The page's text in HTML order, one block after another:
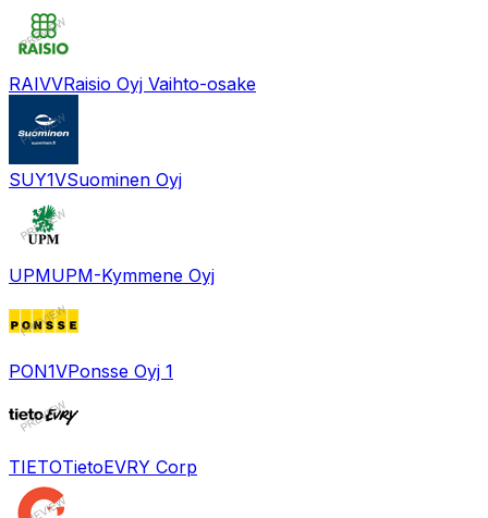
RAIVVRaisio Oyj Vaihto-osake
SUY1VSuominen Oyj
UPMUPM-Kymmene Oyj
PON1VPonsse Oyj 1
TIETOTietoEVRY Corp